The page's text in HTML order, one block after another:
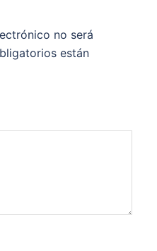
no será
están